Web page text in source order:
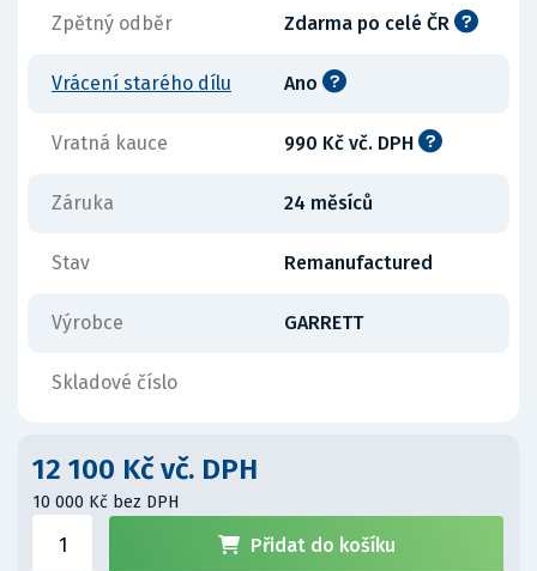
Zpětný odběr Zdarma po celé ČR
Vrácení starého dílu Ano
Vratná kauce 990 Kč vč. DPH
Záruka 24 měsíců
Stav Remanufactured
Výrobce GARRETT
Skladové číslo
12 100 Kč vč. DPH
10 000 Kč bez DPH
Přidat do košíku